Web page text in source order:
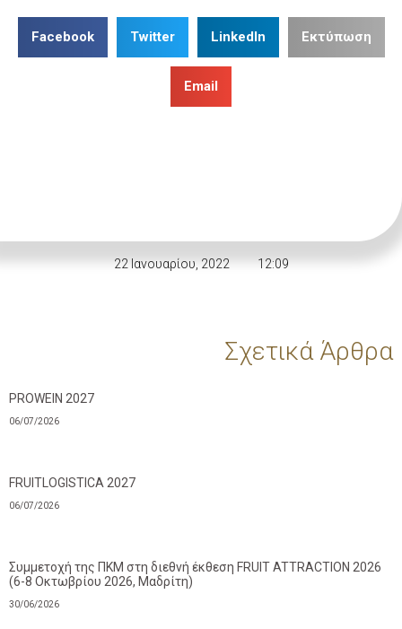
Facebook Twitter LinkedIn Εκτύπωση
Email
22 Ιανουαρίου, 2022 12:09
Σχετικά Άρθρα
PROWEIN 2027
06/07/2026
FRUITLOGISTICA 2027
06/07/2026
Συμμετοχή της ΠΚΜ στη διεθνή έκθεση FRUIT ATTRACTION 2026
(6-8 Οκτωβρίου 2026, Μαδρίτη)
30/06/2026